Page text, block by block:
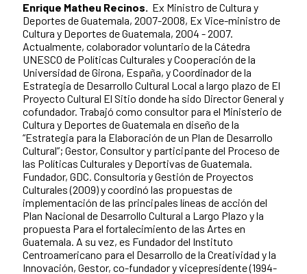
Enrique Matheu Recinos. Ex Ministro de Cultura y
Deportes de Guatemala, 2007-2008, Ex Vice-ministro de
Cultura y Deportes de Guatemala, 2004 - 2007.
Actualmente, colaborador voluntario de la Cátedra
UNESCO de Políticas Culturales y Cooperación de la
Universidad de Girona, España, y Coordinador de la
Estrategia de Desarrollo Cultural Local a largo plazo de El
Proyecto Cultural El Sitio donde ha sido Director General y
cofundador. Trabajó como consultor para el Ministerio de
Cultura y Deportes de Guatemala en diseño de la
“Estrategia para la Elaboración de un Plan de Desarrollo
Cultural”; Gestor, Consultor y participante del Proceso de
las Políticas Culturales y Deportivas de Guatemala.
Fundador, GDC. Consultoría y Gestión de Proyectos
Culturales (2009) y coordinó las propuestas de
implementación de las principales líneas de acción del
Plan Nacional de Desarrollo Cultural a Largo Plazo y la
propuesta Para el fortalecimiento de las Artes en
Guatemala. A su vez, es Fundador del Instituto
Centroamericano para el Desarrollo de la Creatividad y la
Innovación, Gestor, co-fundador y vicepresidente (1994-